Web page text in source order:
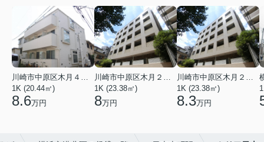
川崎市中原区木月４丁目
1K (20.44㎡)
8.6万円
川崎市中原区木月２丁目
1K (23.38㎡)
8万円
川崎市中原区木月２丁目
1K (23.38㎡)
8.3万円